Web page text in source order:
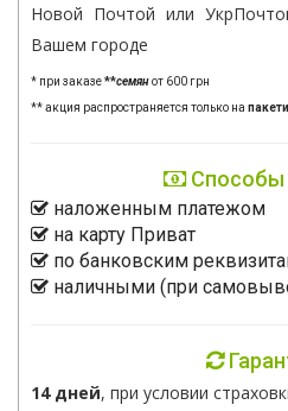
Новой Почтой или
Вашем городе
* при заказе**семянот 600 грн
** акция распространяется только на
Способы
наложенным платежом
на карту Приват
по банковским
наличными (при
14 дней, при условии